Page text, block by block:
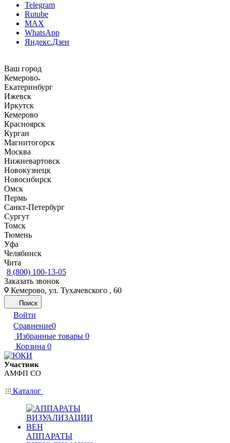
Telegram
Rutube
MAX
WhatsApp
Яндекс.Дзен
Ваш город
Кемерово
Екатеринбург
Ижевск
Иркутск
Кемерово
Красноярск
Курган
Магнитогорск
Москва
Нижневартовск
Новокузнецк
Новосибирск
Омск
Пермь
Санкт-Петербург
Сургут
Томск
Тюмень
Уфа
Челябинск
Чита
8 (800) 100-13-05
Заказать звонок
Кемерово, ул. Тухачевского , 60
Поиск
Войти
Сравнение0
Избранные товары 0
Корзина 0
Участник
АМФП СО
Каталог
АППАРАТЫ